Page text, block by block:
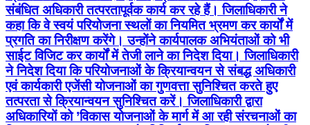
संबंधित अधिकारी तत्परतापूर्वक कार्य कर रहे हैं। जिलाधिकारी ने
कहा कि वे स्वयं परियोजना स्थलों का नियमित भ्रमण कर कार्यों में
प्रगति का निरीक्षण करेंगे। उन्होंने कार्यपालक अभियंताओं को भी
साईट विजिट कर कार्यों में तेजी लाने का निदेश दिया। जिलाधिकारी
ने निदेश दिया कि परियोजनाओं के क्रियान्वयन से संबद्ध अधिकारी
एवं कार्यकारी एजेंसी योजनाओं का गुणवत्ता सुनिश्चित करते हुए
तत्परता से क्रियान्वयन सुनिश्चित करें। जिलाधिकारी द्वारा
अधिकारियों को ’विकास योजनाओं के मार्ग में आ रही संरचनाओं का